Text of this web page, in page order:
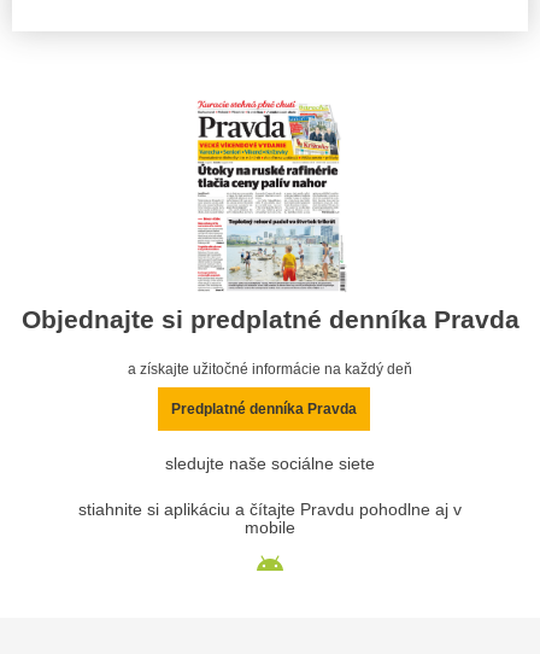
Objednajte si predplatné denníka Pravda
a získajte užitočné informácie na každý deň
Predplatné denníka Pravda
sledujte naše sociálne siete
stiahnite si aplikáciu a čítajte Pravdu pohodlne aj v
mobile